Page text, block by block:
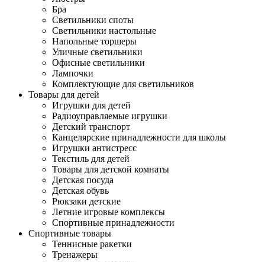
Бра
Светильники споты
Светильники настольные
Напольные торшеры
Уличные светильники
Офисные светильники
Лампочки
Комплектующие для светильников
Товары для детей
Игрушки для детей
Радиоуправляемые игрушки
Детский транспорт
Канцелярские принадлежности для школы
Игрушки антистресс
Текстиль для детей
Товары для детской комнаты
Детская посуда
Детская обувь
Рюкзаки детские
Летние игровые комплексы
Спортивные принадлежности
Спортивные товары
Теннисные ракетки
Тренажеры